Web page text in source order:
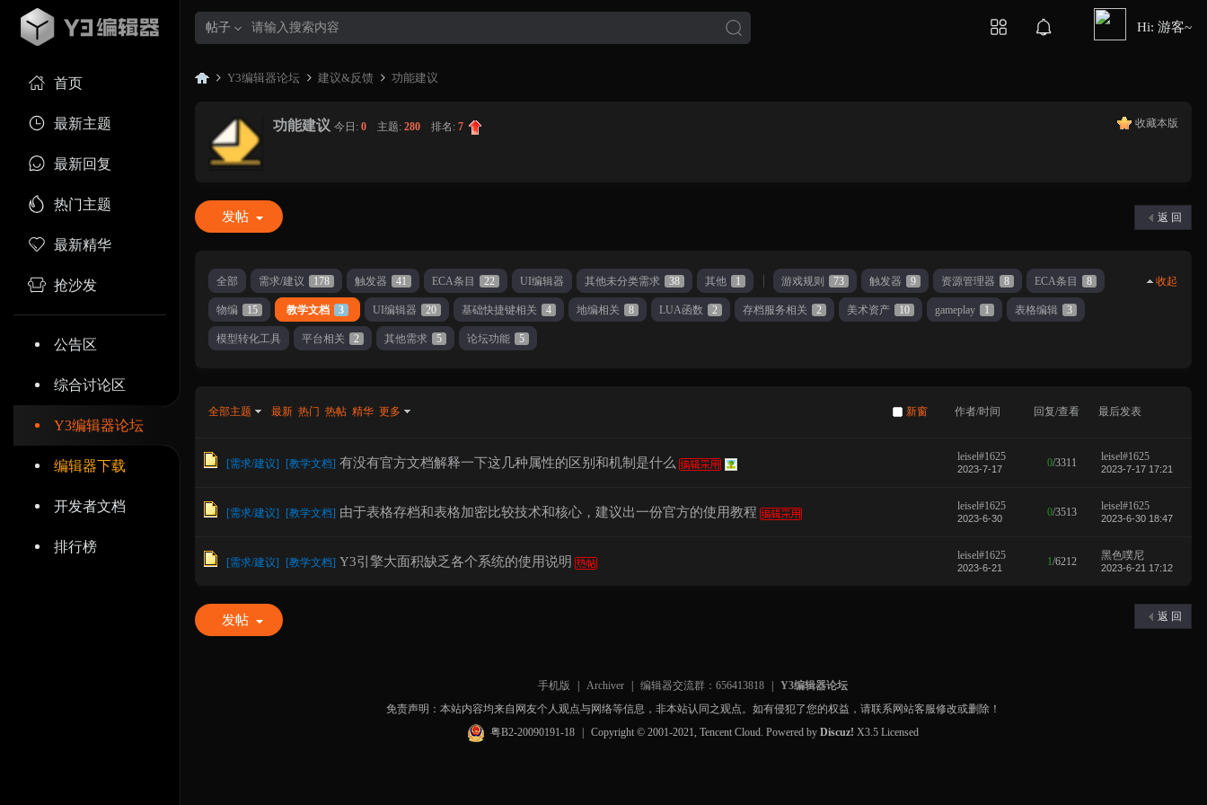
首页
最新主题
最新回复
热门主题
最新精华
抢沙发
公告区
综合讨论区
Y3编辑器论坛
编辑器下载
开发者文档
排行榜
帖子 Hi: 游客~
辑
»
Y3编辑器论坛 建议&反馈 功能建议
收藏本版
功能建议 今日:0 主题:280 排名:7
返 回
发帖
收起
全部 需求/建议 178 触发器 41 ECA条目 22 UI编辑器 其他未分类需求 38 其他 1 游戏规则 73 触发器 9 资源管理器 8 ECA条目 8
物编 15 教学文档 3 UI编辑器 20 基础快捷键相关 4 地编相关 8 LUA函数 2 存档服务相关 2 美术资产 10 gameplay 1 表格编辑 3
模型转化工具 平台相关 2 其他需求 5 论坛功能 5
新窗
全部主题 最新 热门 热帖 精华 更多 作者/时间 回复/查看 最后发表
[需求/建议] [教学文档] 有没有官方文档解释一下这几种属性的区别和机制是什么 leisel#1625
2023-7-17 0/3311 leisel#1625
2023-7-17 17:21
[需求/建议] [教学文档] 由于表格存档和表格加密比较技术和核心，建议出一份官方的使用教程 leisel#1625
2023-6-30 0/3513 leisel#1625
2023-6-30 18:47
[需求/建议] [教学文档] Y3引擎大面积缺乏各个系统的使用说明 leisel#1625
2023-6-21 1/6212 黑色噗尼
2023-6-21 17:12
返 回
发帖
手机版 Archiver 编辑器交流群：656413818
Y3编辑器论坛
免责声明：本站内容均来自网友个人观点与网络等信息，非本站认同之观点。如有侵犯了您的权益，请联系网站客服修改或删除！
粤B2-20090191-18
Copyright © 2001-2021, Tencent Cloud. Powered byDiscuz! X3.5 Licensed